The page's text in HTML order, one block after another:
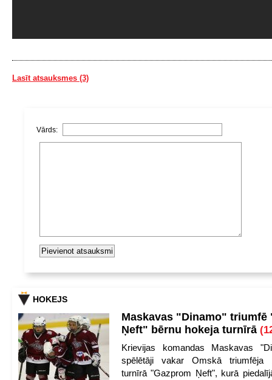
Lasīt atsauksmes (3)
Vārds:
HOKEJS
Maskavas "Dinamo" triumfē
Ņeft" bērnu hokeja turnīrā
Krievijas komandas Maskavas
spēlētāji vakar Omskā triumfēja
turnīrā "Gazprom Ņeft", kurā